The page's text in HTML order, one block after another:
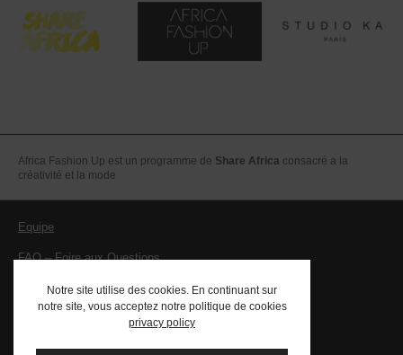
Africa Fashion Up est un programme de Share Africa consacré a la
créativité et la mode
Equipe
FAQ – Foire aux Questions
Mentions légales – CGV
PRESSE
Notre site utilise des cookies. En continuant sur
notre site, vous acceptez notre politique de cookies
privacy policy